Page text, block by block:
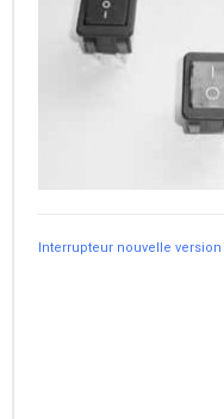
Interrupteur nouvelle version